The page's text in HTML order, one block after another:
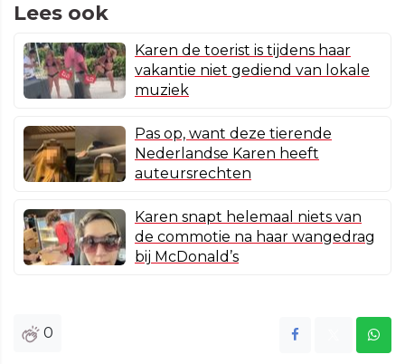
Lees ook
Karen de toerist is tijdens haar
vakantie niet gediend van lokale
muziek
Pas op, want deze tierende
Nederlandse Karen heeft
auteursrechten
Karen snapt helemaal niets van
de commotie na haar wangedrag
bij McDonald’s
0